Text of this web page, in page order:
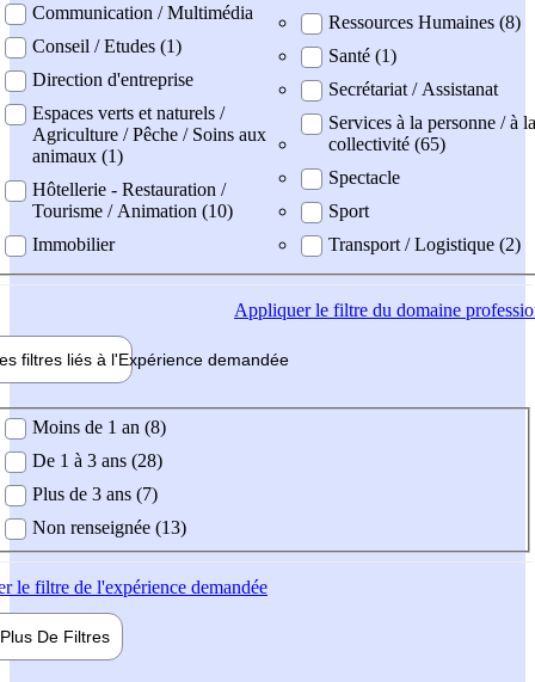
Communication / Multimédia
Conseil / Etudes (1)
Direction d'entreprise
Espaces verts et naturels /
Agriculture / Pêche / Soins aux
animaux (1)
Hôtellerie - Restauration /
Tourisme / Animation (10)
Immobilier
Ressources Humaines (8)
Santé (1)
Secrétariat / Assistanat
Services à la personne / à la
collectivité (65)
Spectacle
Sport
Transport / Logistique (2)
Appliquerle filtre du domaine
filtres liés à l'Expérience demandée
demandée
Moins de 1 an (8)
De 1 à 3 ans (28)
Plus de 3 ans (7)
Non renseignée (13)
le filtre de l'expérience demandée
Plus De Filtres